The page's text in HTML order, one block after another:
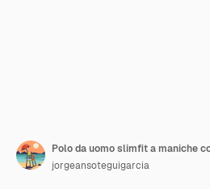
jorgeansoteguigarcia